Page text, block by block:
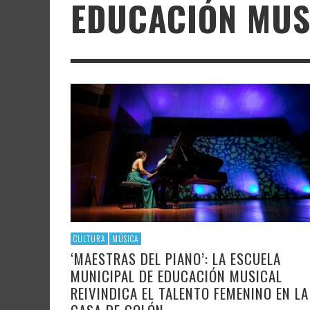
LITERATURA
UNIVERSIDAD
AUDIOVISUAL
POLÍTICA CULTURAL
FOTOGRAFÍA Y ARTES PLÁSTICAS
SAMIR DELGADO
ARTE
ASTRONOMÍA
TECNOLOGÍA
POLÍTICA CIENTÍFICA
MATEMÁTICAS, FÍSICA Y QUÍMICA
CIENCIAS SOCIALES
EDUCACIÓN
CULTURA MÚSICA
‘MAESTRAS DEL PIANO’: LA ESCUELA
MUNICIPAL DE EDUCACIÓN MUSICAL
REIVINDICA EL TALENTO FEMENINO EN LA